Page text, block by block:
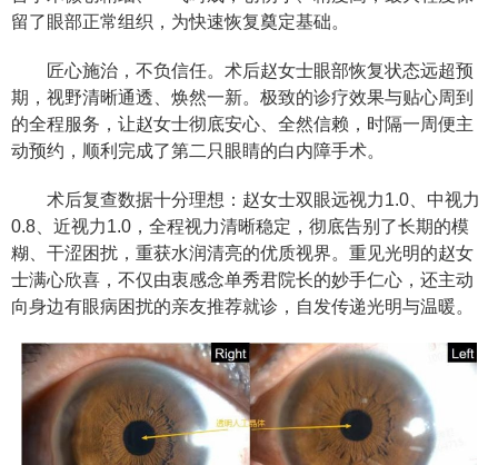
留了眼部正常组织，为快速恢复奠定基础。
匠心施治，不负信任。术后赵女士眼部恢复状态远超预
期，视野清晰通透、焕然一新。极致的诊疗效果与贴心周到
的全程服务，让赵女士彻底安心、全然信赖，时隔一周便主
动预约，顺利完成了第二只眼睛的白内障手术。
术后复查数据十分理想：赵女士双眼远视力1.0、中视力
0.8、近视力1.0，全程视力清晰稳定，彻底告别了长期的模
糊、干涩困扰，重获水润清亮的优质视界。重见光明的赵女
士满心欣喜，不仅由衷感念单秀君院长的妙手仁心，还主动
向身边有眼病困扰的亲友推荐就诊，自发传递光明与温暖。